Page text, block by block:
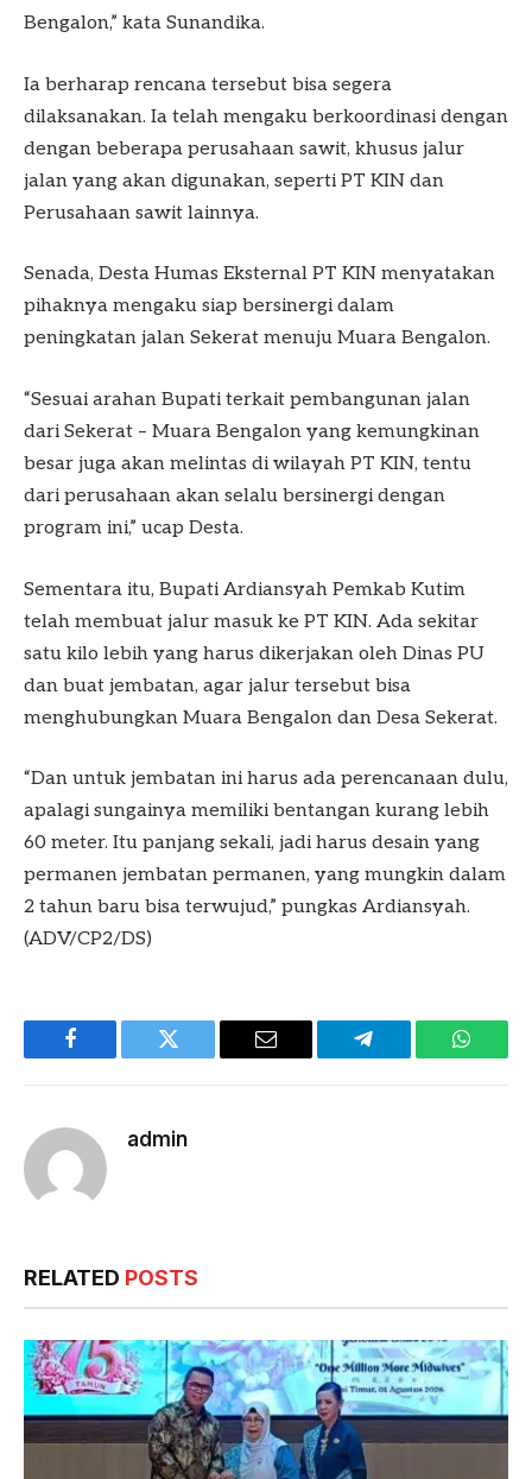
Bengalon,” kata Sunandika.
Ia berharap rencana tersebut bisa segera
dilaksanakan. Ia telah mengaku berkoordinasi dengan
dengan beberapa perusahaan sawit, khusus jalur
jalan yang akan digunakan, seperti PT KIN dan
Perusahaan sawit lainnya.
Senada, Desta Humas Eksternal PT KIN menyatakan
pihaknya mengaku siap bersinergi dalam
peningkatan jalan Sekerat menuju Muara Bengalon.
“Sesuai arahan Bupati terkait pembangunan jalan
dari Sekerat – Muara Bengalon yang kemungkinan
besar juga akan melintas di wilayah PT KIN, tentu
dari perusahaan akan selalu bersinergi dengan
program ini,” ucap Desta.
Sementara itu, Bupati Ardiansyah Pemkab Kutim
telah membuat jalur masuk ke PT KIN. Ada sekitar
satu kilo lebih yang harus dikerjakan oleh Dinas PU
dan buat jembatan, agar jalur tersebut bisa
menghubungkan Muara Bengalon dan Desa Sekerat.
“Dan untuk jembatan ini harus ada perencanaan dulu,
apalagi sungainya memiliki bentangan kurang lebih
60 meter. Itu panjang sekali, jadi harus desain yang
permanen jembatan permanen, yang mungkin dalam
2 tahun baru bisa terwujud,” pungkas Ardiansyah.
(ADV/CP2/DS)
Facebook Twitter Email Telegram
admin
RELATED POSTS